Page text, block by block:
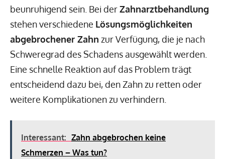
beunruhigend sein. Bei derZahnarztbehandlung
stehen verschiedene Lösungsmöglichkeiten
abgebrochener Zahn zur Verfügung, die je nach
Schweregrad des Schadens ausgewählt werden.
Eine schnelle Reaktion auf das Problem trägt
entscheidend dazu bei, den Zahn zu retten oder
weitere Komplikationen zu verhindern.
Interessant: Zahn abgebrochen keine
Schmerzen – Was tun?